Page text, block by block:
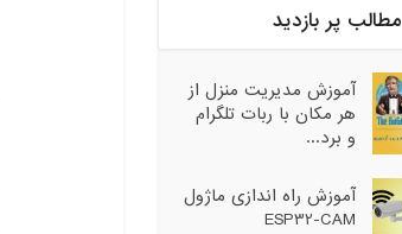
مطالب پر بازدید
آموزش مدیریت منزل از
هر مکان با ربات تلگرام
و برد...
آموزش راه اندازی ماژول
ESP32-CAM